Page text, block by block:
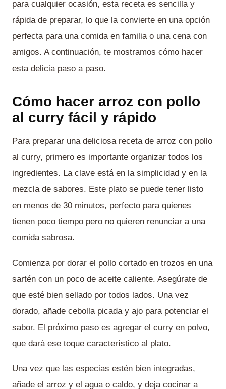
para cualquier ocasión, esta receta es sencilla y
rápida de preparar, lo que la convierte en una opción
perfecta para una comida en familia o una cena con
amigos. A continuación, te mostramos cómo hacer
esta delicia paso a paso.
Cómo hacer arroz con pollo
al curry fácil y rápido
Para preparar una deliciosa receta de arroz con pollo
al curry, primero es importante organizar todos los
ingredientes. La clave está en la simplicidad y en la
mezcla de sabores. Este plato se puede tener listo
en menos de 30 minutos, perfecto para quienes
tienen poco tiempo pero no quieren renunciar a una
comida sabrosa.
Comienza por dorar el pollo cortado en trozos en una
sartén con un poco de aceite caliente. Asegúrate de
que esté bien sellado por todos lados. Una vez
dorado, añade cebolla picada y ajo para potenciar el
sabor. El próximo paso es agregar el curry en polvo,
que dará ese toque característico al plato.
Una vez que las especias estén bien integradas,
añade el arroz y el agua o caldo, y deja cocinar a